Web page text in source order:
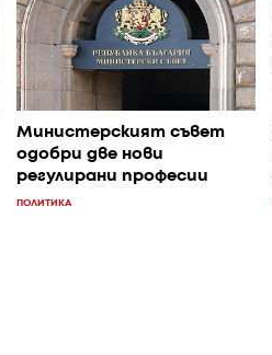
Министерският съвет
одобри две нови
регулирани професии
ПОЛИТИКА